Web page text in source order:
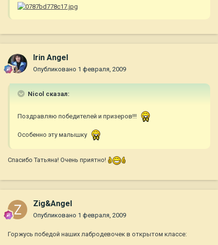
Irin Angel
Опубликовано 1 февраля, 2009
Nicol сказал:
Поздравляю победителей и призеров!!!
Особенно эту малышку
Спасибо Татьяна! Очень приятно!
Zig&Angel
Опубликовано 1 февраля, 2009
Горжусь победой наших лабродевочек в открытом классе: